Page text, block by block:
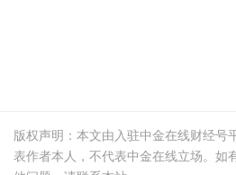
版权声明：本文由入驻中金在线财经号
表作者本人，不代表中金在线立场。如